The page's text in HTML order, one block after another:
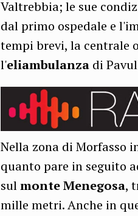
Valtrebbia; le sue
dal primo ospedale e
tempi brevi, la centrale
l'eliambulanza di
Nella zona di Morfasso
quanto pare in seguito
sulmonte Menegosa,
mille metri. Anche in